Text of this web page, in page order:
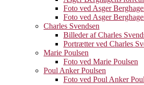
Foto ved Asger
Foto ved Asger
Charles Svendsen
Billeder af Charles
Portrætter ved Charles
Marie Poulsen
Foto ved Marie Poulsen
Poul Anker Poulsen
Foto ved Poul Anker